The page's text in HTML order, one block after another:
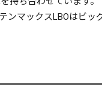
マックスLBOはビッ